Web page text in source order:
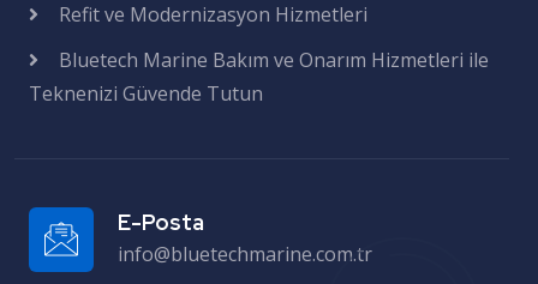
Refit ve Modernizasyon Hizmetleri
Bluetech Marine Bakım ve Onarım Hizmetleri ile
Teknenizi Güvende Tutun
E-Posta
info@bluetechmarine.com.tr